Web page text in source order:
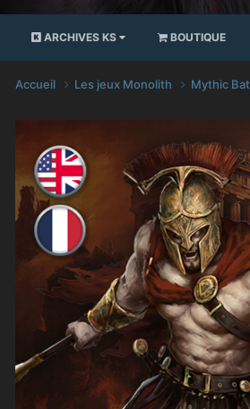
ARCHIVES KS BOUTIQUE
Accueil Les jeux Monolith Mythic